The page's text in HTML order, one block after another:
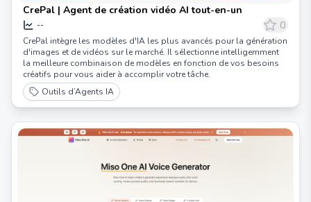
CrePal | Agent de création vidéo AI tout-en-un
-- 0
CrePal intègre les modèles d'IA les plus avancés pour la génération
d'images et de vidéos sur le marché. Il sélectionne intelligemment
la meilleure combinaison de modèles en fonction de vos besoins
créatifs pour vous aider à accomplir votre tâche.
Outils d’Agents IA